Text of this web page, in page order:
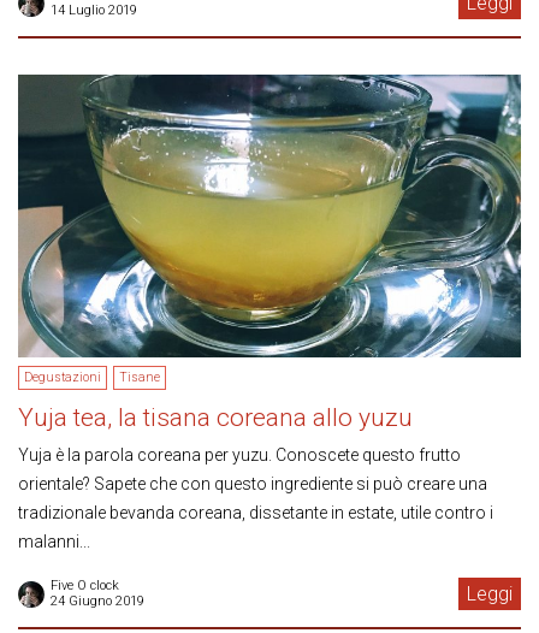
14 Luglio 2019
Degustazioni Tisane
Yuja tea, la tisana coreana allo yuzu
Yuja è la parola coreana per yuzu. Conoscete questo frutto
orientale? Sapete che con questo ingrediente si può creare una
tradizionale bevanda coreana, dissetante in estate, utile contro i
malanni...
Five O clock
24 Giugno 2019
Leggi